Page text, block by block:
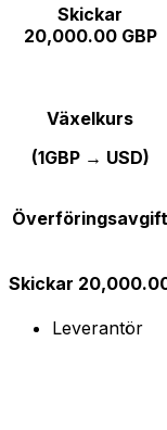
Skickar
20,000.00 GBP
Växelkurs
(1GBP → USD)
Överföringsavgift
Skickar
Leverantör